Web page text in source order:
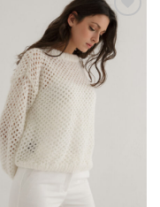
Add to
wishlist